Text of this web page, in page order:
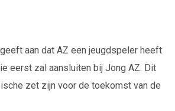
aan dat AZ een jeugdspeler heeft
eerst zal aansluiten bij Jong AZ. Dit
zet zijn voor de toekomst van de